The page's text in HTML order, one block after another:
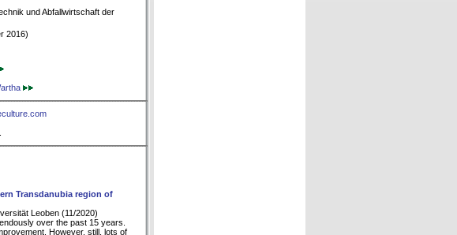
und Abfallwirtschaft der
2016)
Transdanubia region of
Leoben (11/2020)
over the past 15 years.
However, still, lots of